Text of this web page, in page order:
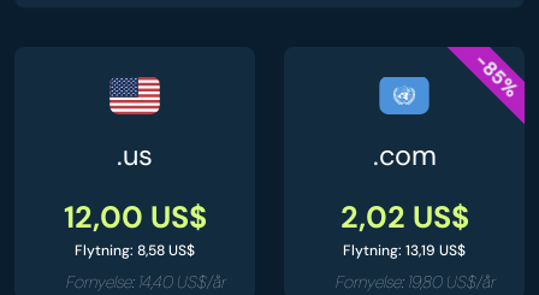
.us
12,00 US$
Flytning: 8,58 US$
Fornyelse: 14,40 US$/år
-85%
.com
2,02 US$
Flytning: 13,19 US$
Fornyelse: 19,80 US$/år